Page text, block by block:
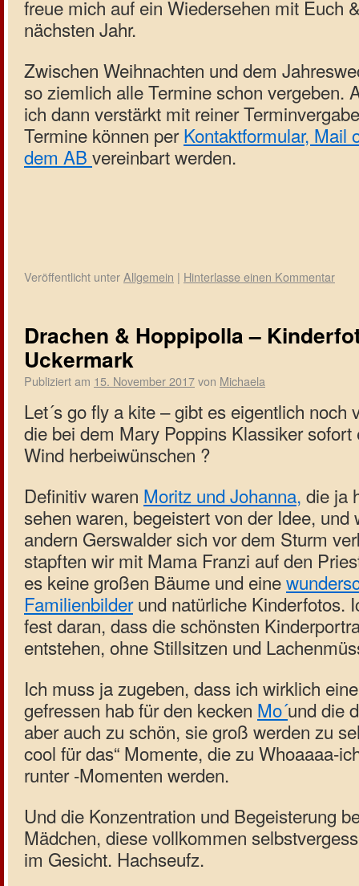
freue mich auf ein Wiedersehen mit Euch
nächsten Jahr.
Zwischen Weihnachten und dem
so ziemlich alle Termine schon vergeben.
ich dann verstärkt mit reiner
Termine können perKontaktformular, Mail
dem AB vereinbart werden.
Veröffentlicht unterAllgemein | Hinterlasse einen Kommentar
Drachen & Hoppipolla –
Uckermark
Publiziert am 15. November 2017von Michaela
Let´s go fly a kite – gibt es eigentlich noch
die bei dem Mary Poppins Klassiker sofort
Wind herbeiwünschen ?
Definitiv waren Moritz und Johanna, die ja
sehen waren, begeistert von der Idee, und
andern Gerswalder sich vor dem Sturm
stapften wir mit Mama Franzi auf den
es keine großen Bäume und eine
Familienbilderund natürliche Kinderfotos.
fest daran, dass die schönsten
entstehen, ohne Stillsitzen und
Ich muss ja zugeben, dass ich wirklich
gefressen hab für den kecken Mo´und die
aber auch zu schön, sie groß werden zu
cool für das“ Momente, die zu Whoaaaa-
runter -Momenten werden.
Und die Konzentration und Begeisterung
Mädchen, diese vollkommen
im Gesicht. Hachseufz.